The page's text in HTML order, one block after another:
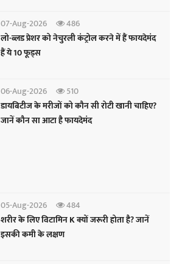
07-Aug-2026
486
लो-ब्लड प्रेशर को नेचुरली कंट्रोल करने में हैं फायदेमंद
हैं ये 10 फूड्स
06-Aug-2026
510
डायबिटीज के मरीजों को कौन सी रोटी खानी चाहिए?
जानें कौन सा आटा है फायदेमंद
05-Aug-2026
484
शरीर के लिए विटामिन K क्यों जरूरी होता है? जानें
इसकी कमी के लक्षण